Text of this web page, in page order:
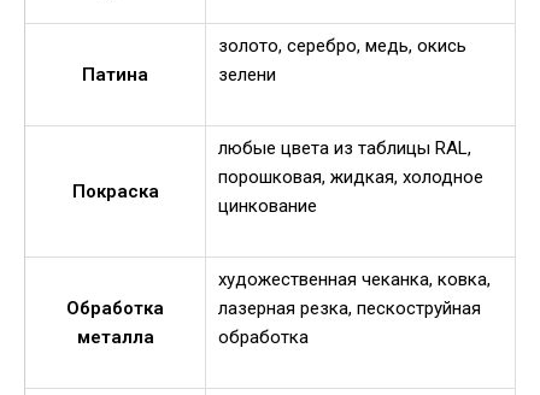
Патина
золото, серебро, медь, окись
зелени
Покраска
любые цвета из таблицы RAL,
порошковая, жидкая, холодное
цинкование
Обработка
металла
художественная чеканка, ковка,
лазерная резка, пескоструйная
обработка